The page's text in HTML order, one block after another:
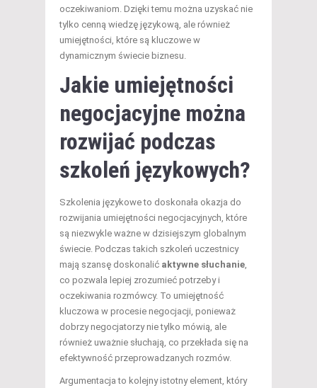
oczekiwaniom. Dzięki temu można uzyskać nie
tylko cenną wiedzę językową, ale również
umiejętności, które są kluczowe w
dynamicznym świecie biznesu.
Jakie umiejętności
negocjacyjne można
rozwijać podczas
szkoleń językowych?
Szkolenia językowe to doskonała okazja do
rozwijania umiejętności negocjacyjnych, które
są niezwykle ważne w dzisiejszym globalnym
świecie. Podczas takich szkoleń uczestnicy
mają szansę doskonalić aktywne słuchanie,
co pozwala lepiej zrozumieć potrzeby i
oczekiwania rozmówcy. To umiejętność
kluczowa w procesie negocjacji, ponieważ
dobrzy negocjatorzy nie tylko mówią, ale
również uważnie słuchają, co przekłada się na
efektywność przeprowadzanych rozmów.
Argumentacja to kolejny istotny element, który